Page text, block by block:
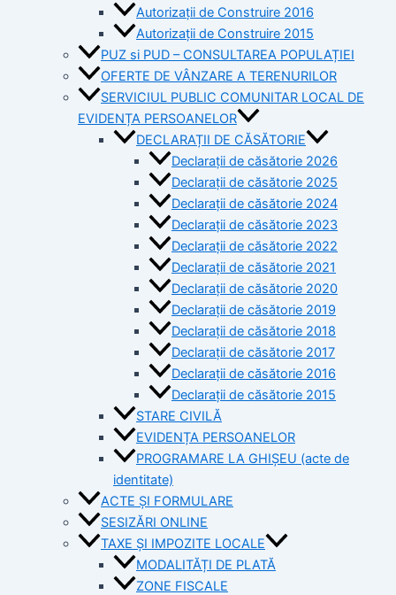
Autorizaţii de Construire 2016
Autorizaţii de Construire 2015
PUZ si PUD – CONSULTAREA POPULAȚIEI
OFERTE DE VÂNZARE A TERENURILOR
SERVICIUL PUBLIC COMUNITAR LOCAL DE
EVIDENȚA PERSOANELOR
DECLARAȚII DE CĂSĂTORIE
Declarații de căsătorie 2026
Declarații de căsătorie 2025
Declarații de căsătorie 2024
Declarații de căsătorie 2023
Declarații de căsătorie 2022
Declarații de căsătorie 2021
Declarații de căsătorie 2020
Declarații de căsătorie 2019
Declarații de căsătorie 2018
Declarații de căsătorie 2017
Declarații de căsătorie 2016
Declarații de căsătorie 2015
STARE CIVILĂ
EVIDENȚA PERSOANELOR
PROGRAMARE LA GHIȘEU (acte de
identitate)
ACTE ȘI FORMULARE
SESIZĂRI ONLINE
TAXE ȘI IMPOZITE LOCALE
MODALITĂȚI DE PLATĂ
ZONE FISCALE